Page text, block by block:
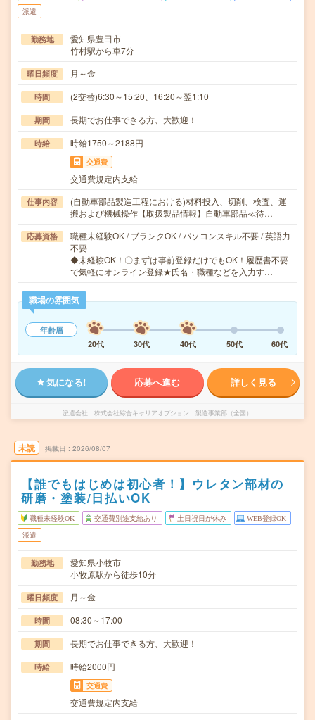
派遣
勤務地
愛知県豊田市
竹村駅から車7分
曜日頻度 月～金
時間 (2交替)6:30～15:20、16:20～翌1:10
期間 長期でお仕事できる方、大歓迎！
時給 時給1750～2188円
交通費
交通費規定内支給
仕事内容
(自動車部品製造工程における)材料投入、切削、検査、運
搬および機械操作【取扱製品情報】自動車部品≪待…
応募資格
職種未経験OK / ブランクOK / パソコンスキル不要 / 英語力
不要
◆未経験OK！〇まずは事前登録だけでもOK！履歴書不要
で気軽にオンライン登録★氏名・職種などを入力す…
職場の雰囲気
年齢層
20代
30代 40代 50代 60代
気になる! 応募へ進む 詳しく見る
派遣会社 株式会社綜合キャリアオプション 製造事業部（全国）
未読 掲載日 2026/08/07
【誰でもはじめは初心者！】ウレタン部材の
研磨・塗装/日払いOK
職種未経験OK 交通費別途支給あり 土日祝日が休み WEB登録OK
派遣
勤務地
愛知県小牧市
小牧原駅から徒歩10分
曜日頻度 月～金
時間 08:30～17:00
期間 長期でお仕事できる方、大歓迎！
時給 時給2000円
交通費
交通費規定内支給